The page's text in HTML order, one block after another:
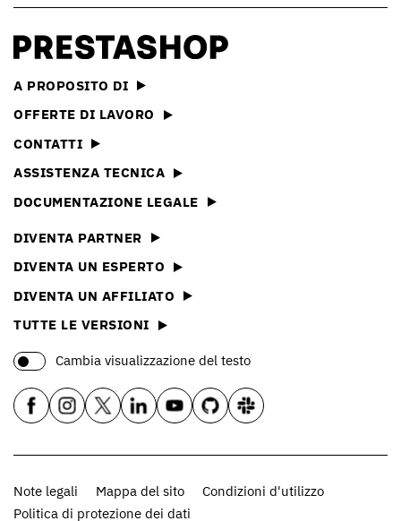
A PROPOSITO DI
OFFERTE DI LAVORO
CONTATTI
ASSISTENZA TECNICA
DOCUMENTAZIONE LEGALE
DIVENTA PARTNER
DIVENTA UN ESPERTO
DIVENTA UN AFFILIATO
TUTTE LE VERSIONI
Cambia visualizzazione del testo
Note legali Mappa del sito
Condizioni d'utilizzo
Politica di protezione dei dati